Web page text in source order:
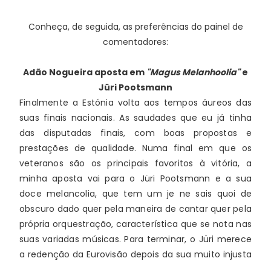
Conheça, de seguida, as preferências do painel de
comentadores:
Adão Nogueira aposta em "Magus Melanhoolia"e
Jüri Pootsmann
Finalmente a Estónia volta aos tempos áureos das
suas finais nacionais. As saudades que eu já tinha
das disputadas finais, com boas propostas e
prestações de qualidade. Numa final em que os
veteranos são os principais favoritos à vitória, a
minha aposta vai para o Jüri Pootsmann e a sua
doce melancolia, que tem um je ne sais quoi de
obscuro dado quer pela maneira de cantar quer pela
própria orquestração, característica que se nota nas
suas variadas músicas. Para terminar, o Jüri merece
a redenção da Eurovisão depois da sua muito injusta